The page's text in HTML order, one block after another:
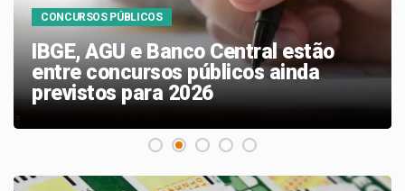
CONCURSOS PÚBLICOS
IBGE, AGU e Banco Central estão
entre concursos públicos ainda
previstos para 2026